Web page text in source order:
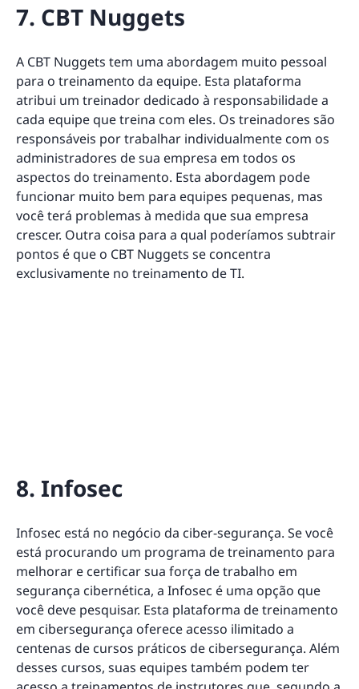
7. CBT Nuggets
A CBT Nuggets tem uma abordagem muito pessoal
para o treinamento da equipe. Esta plataforma
atribui um treinador dedicado à responsabilidade a
cada equipe que treina com eles. Os treinadores são
responsáveis por trabalhar individualmente com os
administradores de sua empresa em todos os
aspectos do treinamento. Esta abordagem pode
funcionar muito bem para equipes pequenas, mas
você terá problemas à medida que sua empresa
crescer. Outra coisa para a qual poderíamos subtrair
pontos é que o CBT Nuggets se concentra
exclusivamente no treinamento de TI.
8. Infosec
Infosec está no negócio da ciber-segurança. Se você
está procurando um programa de treinamento para
melhorar e certificar sua força de trabalho em
segurança cibernética, a Infosec é uma opção que
você deve pesquisar. Esta plataforma de treinamento
em cibersegurança oferece acesso ilimitado a
centenas de cursos práticos de cibersegurança. Além
desses cursos, suas equipes também podem ter